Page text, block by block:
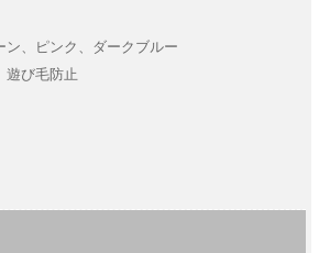
、ピンク、ダークブルー
遊び毛防止